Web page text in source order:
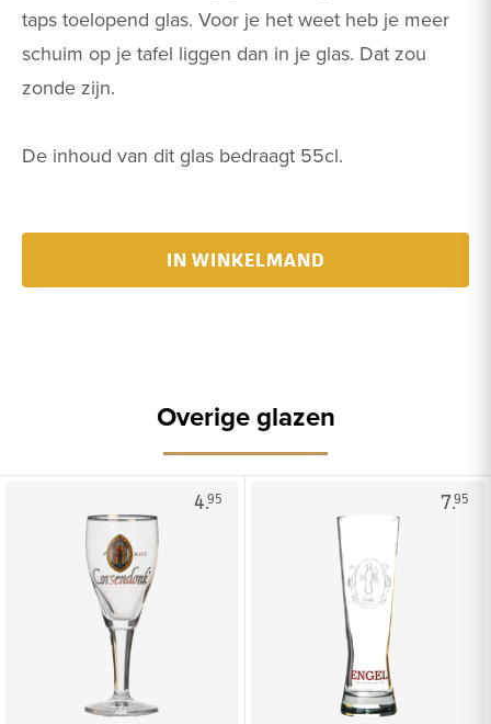
taps toelopend glas. Voor je het weet heb je meer
schuim op je tafel liggen dan in je glas. Dat zou
zonde zijn.
De inhoud van dit glas bedraagt 55cl.
IN WINKELMAND
Overige glazen
4.95 7.95